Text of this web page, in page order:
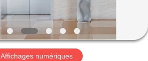
Affichages numériques